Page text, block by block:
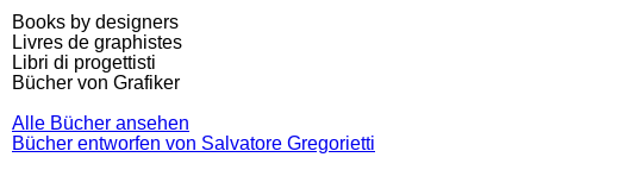
Books by designers
Livres de graphistes
Libri di progettisti
Bücher von Grafiker
Alle Bücher ansehen
Bücher entworfen von Salvatore Gregorietti